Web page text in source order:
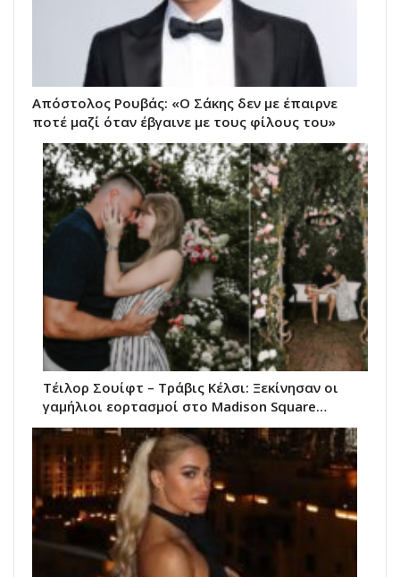
Απόστολος Ρουβάς: «Ο Σάκης δεν με έπαιρνε
ποτέ μαζί όταν έβγαινε με τους φίλους του»
Τέιλορ Σουίφτ – Τράβις Κέλσι: Ξεκίνησαν οι
γαμήλιοι εορτασμοί στο Madison Square…